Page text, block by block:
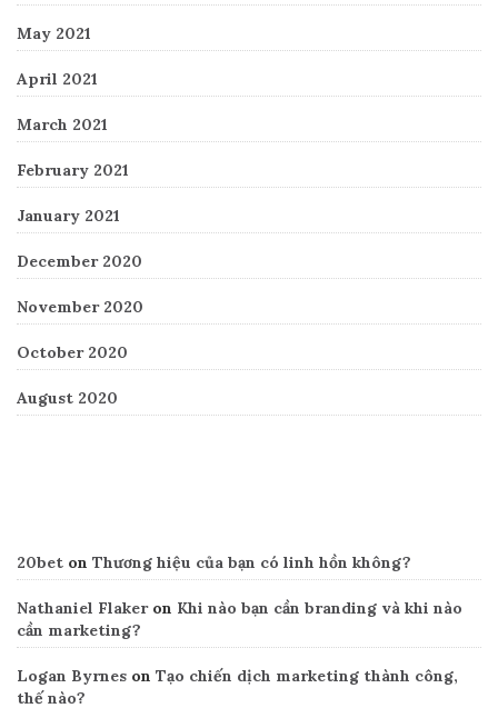
May 2021
April 2021
March 2021
February 2021
January 2021
December 2020
November 2020
October 2020
August 2020
20bet on Thương hiệu của bạn có linh hồn không?
Nathaniel Flakeron Khi nào bạn cần branding và khi nào
cần marketing?
Logan Byrnes on Tạo chiến dịch marketing thành công,
thế nào?